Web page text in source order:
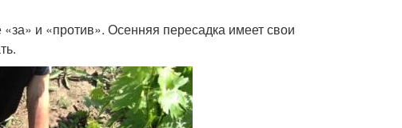
и «против». Осенняя пересадка имеет свои